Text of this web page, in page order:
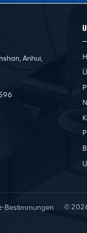
Anhui,
Bestimmungen
©